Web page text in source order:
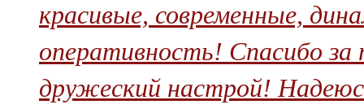
красивые, современные,
оперативность! Спасибо за
дружеский настрой!